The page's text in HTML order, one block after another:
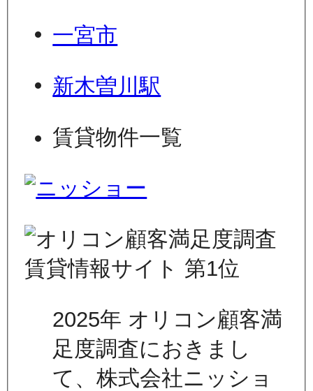
一宮市
新木曽川駅
賃貸物件一覧
2025年 オリコン顧客満
足度調査におきまし
て、株式会社ニッショ